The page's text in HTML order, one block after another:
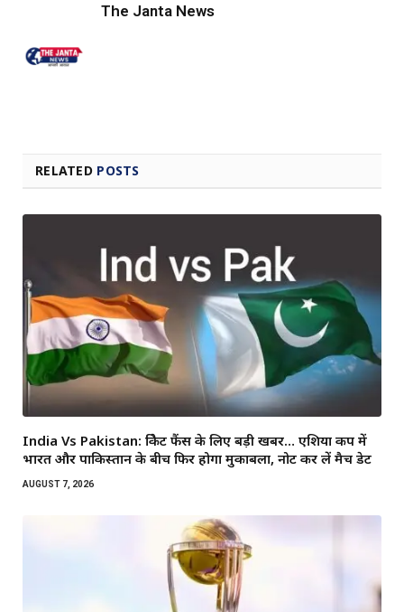
The Janta News
RELATED POSTS
India Vs Pakistan: क्रिकेट फैंस के लिए बड़ी खबर… एशिया कप में
भारत और पाकिस्तान के बीच फिर होगा मुकाबला, नोट कर लें मैच डेट
AUGUST 7, 2026